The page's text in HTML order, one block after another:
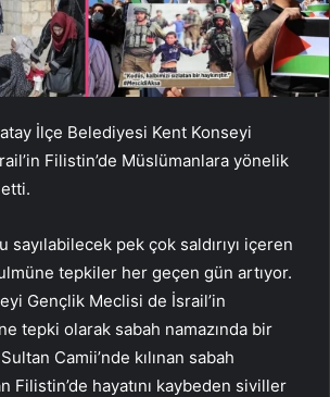
İlçe Belediyesi Kent Konseyi
Filistin’de Müslümanlara yönelik
sayılabilecek pek çok saldırıyı içeren
tepkiler her geçen gün artıyor.
Gençlik Meclisi de İsrail’in
tepki olarak sabah namazında bir
Camii’nde kılınan sabah
Filistin’de hayatını kaybeden siviller